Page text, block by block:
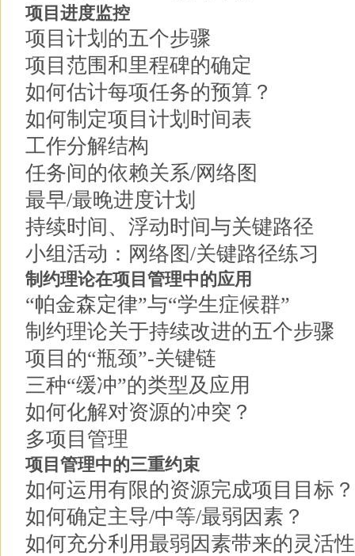
项目进度监控
项目计划的五个步骤
项目范围和里程碑的确定
如何估计每项任务的预算？
如何制定项目计划时间表
工作分解结构
任务间的依赖关系/网络图
最早/最晚进度计划
持续时间、浮动时间与关键路径
小组活动：网络图/关键路径练习
制约理论在项目管理中的应用
“帕金森定律”与“学生症候群”
制约理论关于持续改进的五个步骤
项目的“瓶颈”-关键链
三种“缓冲”的类型及应用
如何化解对资源的冲突？
多项目管理
项目管理中的三重约束
如何运用有限的资源完成项目目标？
如何确定主导/中等/最弱因素？
如何充分利用最弱因素带来的灵活